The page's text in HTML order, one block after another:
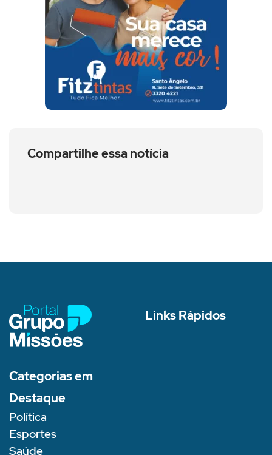
Compartilhe essa notícia
Links Rápidos
Categorias em
Destaque
Política
Esportes
Saúde